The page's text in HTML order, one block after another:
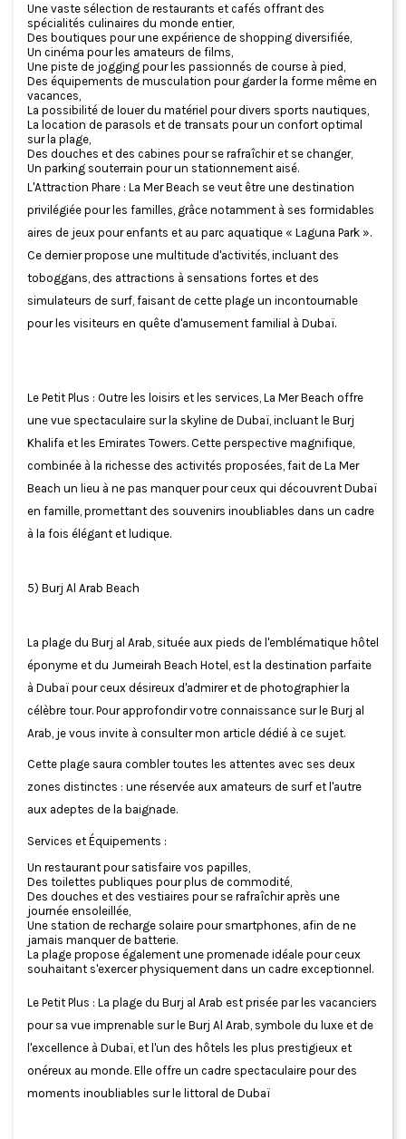
Une vaste sélection de restaurants et cafés offrant des
spécialités culinaires du monde entier,
Des boutiques pour une expérience de shopping diversifiée,
Un cinéma pour les amateurs de films,
Une piste de jogging pour les passionnés de course à pied,
Des équipements de musculation pour garder la forme même en
vacances,
La possibilité de louer du matériel pour divers sports nautiques,
La location de parasols et de transats pour un confort optimal
sur la plage,
Des douches et des cabines pour se rafraîchir et se changer,
Un parking souterrain pour un stationnement aisé.
L'Attraction Phare : La Mer Beach se veut être une destination
privilégiée pour les familles, grâce notamment à ses formidables
aires de jeux pour enfants et au parc aquatique « Laguna Park ».
Ce dernier propose une multitude d'activités, incluant des
toboggans, des attractions à sensations fortes et des
simulateurs de surf, faisant de cette plage un incontournable
pour les visiteurs en quête d'amusement familial à Dubaï.
Le Petit Plus : Outre les loisirs et les services, La Mer Beach offre
une vue spectaculaire sur la skyline de Dubaï, incluant le Burj
Khalifa et les Emirates Towers. Cette perspective magnifique,
combinée à la richesse des activités proposées, fait de La Mer
Beach un lieu à ne pas manquer pour ceux qui découvrent Dubaï
en famille, promettant des souvenirs inoubliables dans un cadre
à la fois élégant et ludique.
5) Burj Al Arab Beach
La plage du Burj al Arab, située aux pieds de l'emblématique hôtel
éponyme et du Jumeirah Beach Hotel, est la destination parfaite
à Dubaï pour ceux désireux d'admirer et de photographier la
célèbre tour. Pour approfondir votre connaissance sur le Burj al
Arab, je vous invite à consulter mon article dédié à ce sujet.
Cette plage saura combler toutes les attentes avec ses deux
zones distinctes : une réservée aux amateurs de surf et l'autre
aux adeptes de la baignade.
Services et Équipements :
Un restaurant pour satisfaire vos papilles,
Des toilettes publiques pour plus de commodité,
Des douches et des vestiaires pour se rafraîchir après une
journée ensoleillée,
Une station de recharge solaire pour smartphones, afin de ne
jamais manquer de batterie.
La plage propose également une promenade idéale pour ceux
souhaitant s'exercer physiquement dans un cadre exceptionnel.
Le Petit Plus : La plage du Burj al Arab est prisée par les vacanciers
pour sa vue imprenable sur le Burj Al Arab, symbole du luxe et de
l'excellence à Dubaï, et l'un des hôtels les plus prestigieux et
onéreux au monde. Elle offre un cadre spectaculaire pour des
moments inoubliables sur le littoral de Dubaï